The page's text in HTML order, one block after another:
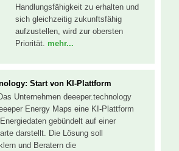
Handlungsfähigkeit zu erhalten und
sich gleichzeitig zukunftsfähig
aufzustellen, wird zur obersten
Priorität. mehr...
Start von KI-Plattform
Unternehmen deeeper.technology
Energy Maps eine KI-Plattform
gebündelt auf einer
darstellt. Die Lösung soll
und Beratern die